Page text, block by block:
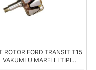
ROTOR FORD TRANSIT T15
VAKUMLU MARELLI TIPI